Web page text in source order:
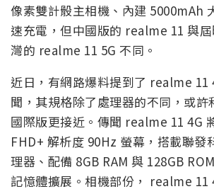
像素雙計骰主相機、內建 5000mAh
速充電，但中國版的 realme 11 與
灣的 realme 11 5G 不同。
近日，有網路爆料提到了 realme 11
聞，其規格除了處理器的不同，或
國際版更接近。傳聞 realme 11 4G
FHD+ 解析度 90Hz 螢幕，搭載聯發
理器、配備 8GB RAM 與 128GB
記憶體擴展。相機部份， realme 11